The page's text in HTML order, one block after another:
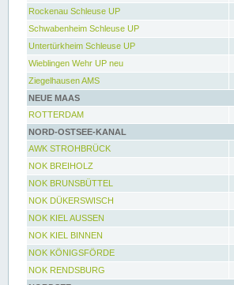
Rockenau Schleuse UP
Schwabenheim Schleuse UP
Untertürkheim Schleuse UP
Wieblingen Wehr UP neu
Ziegelhausen AMS
NEUE MAAS
ROTTERDAM
NORD-OSTSEE-KANAL
AWK STROHBRÜCK
NOK BREIHOLZ
NOK BRUNSBÜTTEL
NOK DÜKERSWISCH
NOK KIEL AUSSEN
NOK KIEL BINNEN
NOK KÖNIGSFÖRDE
NOK RENDSBURG